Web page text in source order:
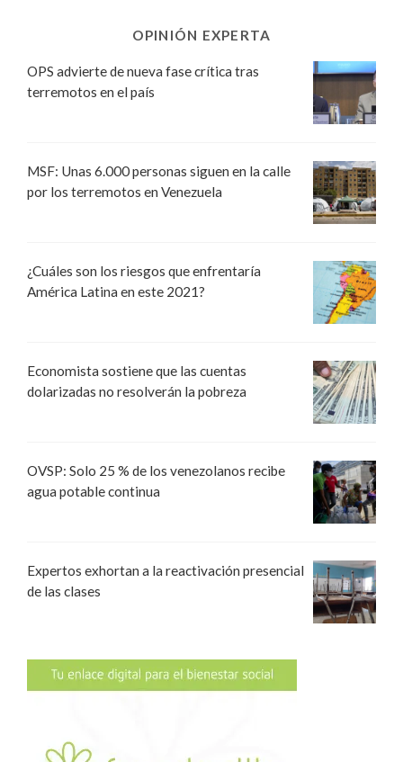
OPINIÓN EXPERTA
OPS advierte de nueva fase crítica tras
terremotos en el país
MSF: Unas 6.000 personas siguen en la calle
por los terremotos en Venezuela
¿Cuáles son los riesgos que enfrentaría
América Latina en este 2021?
Economista sostiene que las cuentas
dolarizadas no resolverán la pobreza
OVSP: Solo 25 % de los venezolanos recibe
agua potable continua
Expertos exhortan a la reactivación presencial
de las clases